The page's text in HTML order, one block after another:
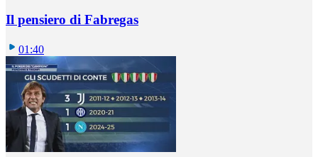
Il pensiero di Fabregas
01:40